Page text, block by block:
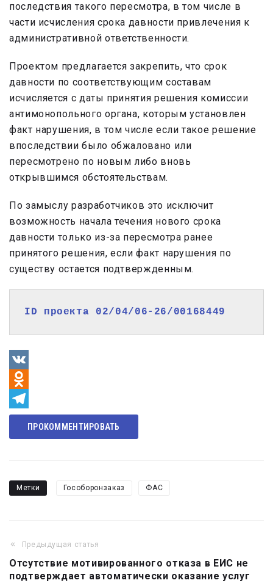
последствия такого пересмотра, в том числе в
части исчисления срока давности привлечения к
административной ответственности.
Проектом предлагается закрепить, что срок
давности по соответствующим составам
исчисляется с даты принятия решения комиссии
антимонопольного органа, которым установлен
факт нарушения, в том числе если такое решение
впоследствии было обжаловано или
пересмотрено по новым либо вновь
открывшимся обстоятельствам.
По замыслу разработчиков это исключит
возможность начала течения нового срока
давности только из-за пересмотра ранее
принятого решения, если факт нарушения по
существу остается подтвержденным.
ID проекта 02/04/06-26/00168449
VK
Odnoklassniki
Telegram
ПРОКОММЕНТИРОВАТЬ
Метки Гособоронзаказ ФАС
Навигация
по
Предыдущая статья
Отсутствие мотивированного отказа в ЕИС не
подтверждает автоматически оказание услуг